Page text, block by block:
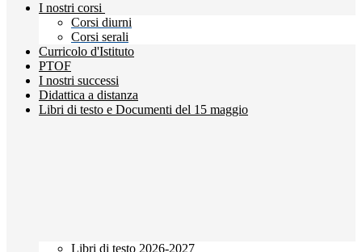
I nostri corsi
Corsi diurni
Corsi serali
Curricolo d'Istituto
PTOF
I nostri successi
Didattica a distanza
Libri di testo e Documenti del 15 maggio
Libri di testo 2026-2027